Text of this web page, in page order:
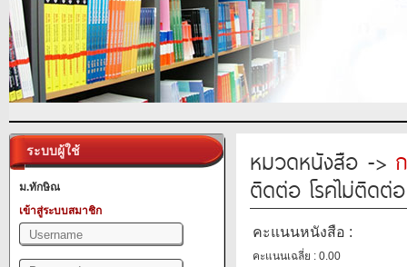
ระบบผู้ใช้
ม.ทักษิณ
เข้าสู่ระบบสมาชิก
หมวดหนังสือ ->
ติดต่อ โรคไม่ติดต่
คะแนนหนังสือ :
คะแนนเฉลี่ย : 0.00